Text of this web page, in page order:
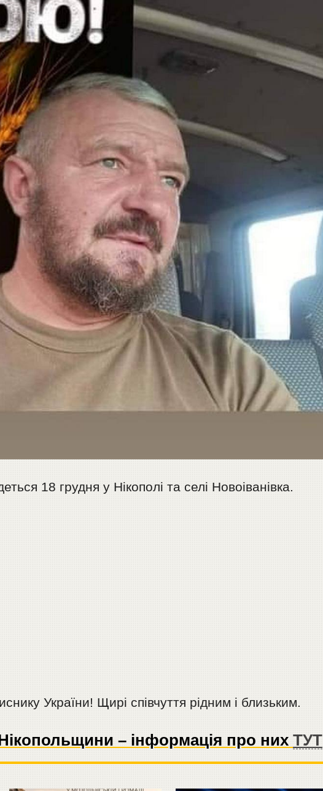
18 грудня у Нікополі та селі Новоіванівка.
України! Щирі співчуття рідним і близьким.
Нікопольщини – інформація про нихТУТ